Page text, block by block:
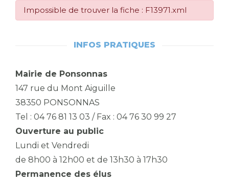
Impossible de trouver la fiche : F13971.xml
INFOS PRATIQUES
Mairie de Ponsonnas
147 rue du Mont Aiguille
38350 PONSONNAS
Tel : 04 76 81 13 03 / Fax : 04 76 30 99 27
Ouverture au public
Lundi et Vendredi
de 8h00 à 12h00 et de 13h30 à 17h30
Permanence des élus